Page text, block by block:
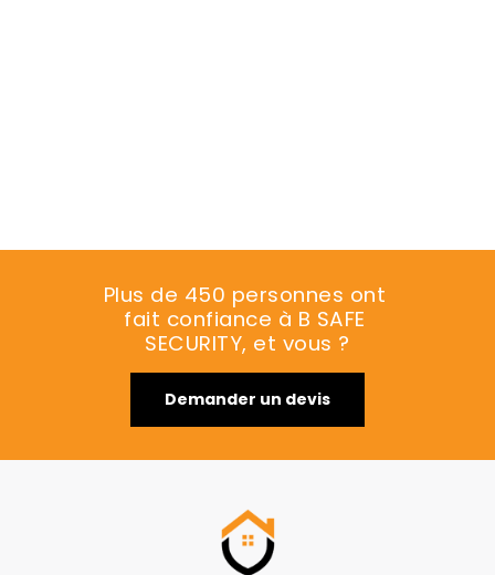
Plus de 450 personnes ont
fait confiance à B SAFE
SECURITY, et vous ?
Demander un devis